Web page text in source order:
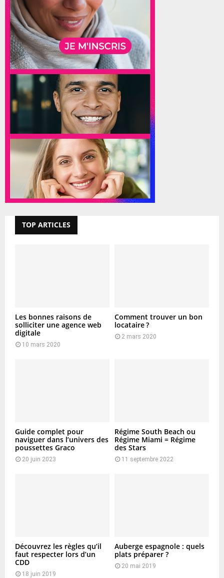
TOP ARTICLES
Les bonnes raisons de
solliciter une agence web
digitale
10 mars 2020
Comment trouver un bon
locataire ?
2 mars 2020
Guide complet pour
naviguer dans l’univers des
poussettes Graco
20 juin 2023
Régime South Beach ou
Régime Miami = Régime
des Stars
11 septembre 2022
Découvrez les règles qu’il
faut respecter lors d’un
CDD
18 juin 2019
Auberge espagnole : quels
plats préparer ?
20 mai 2019